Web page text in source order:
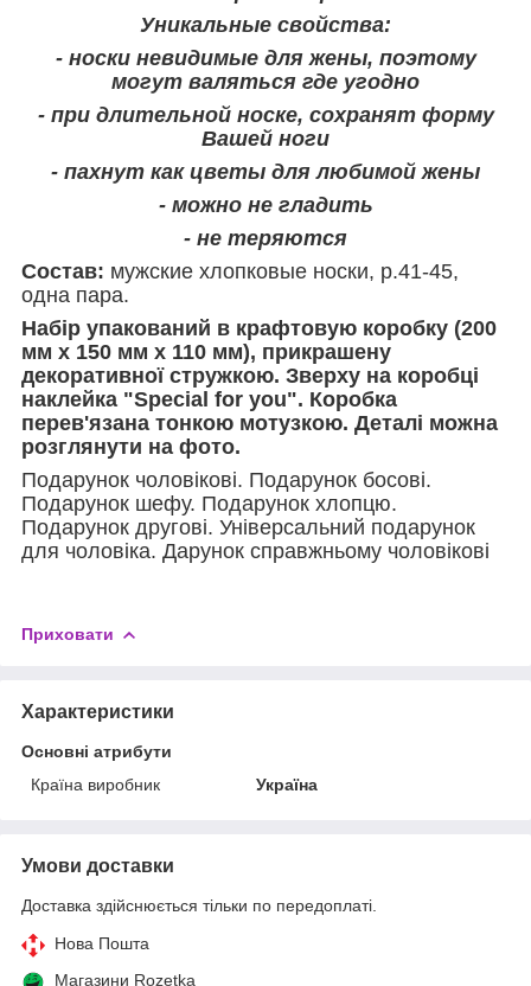
Уникальные свойства:
- носки невидимые для жены, поэтому
могут валяться где угодно
- при длительной носке, сохранят форму
Вашей ноги
- пахнут как цветы для любимой жены
- можно не гладить
- не теряются
Состав: мужские хлопковые носки, р.41-45,
одна пара.
Набір упакований в крафтовую коробку (200
мм х 150 мм х 110 мм), прикрашену
декоративної стружкою. Зверху на коробці
наклейка "Special for you". Коробка
перев'язана тонкою мотузкою. Деталі можна
розглянути на фото.
Подарунок чоловікові. Подарунок босові.
Подарунок шефу. Подарунок хлопцю.
Подарунок другові. Універсальний подарунок
для чоловіка. Дарунок справжньому чоловікові
Приховати
Характеристики
Основні атрибути
Країна виробник
Україна
Умови доставки
Доставка здійснюється тільки по передоплаті.
Нова Пошта
Магазини Rozetka